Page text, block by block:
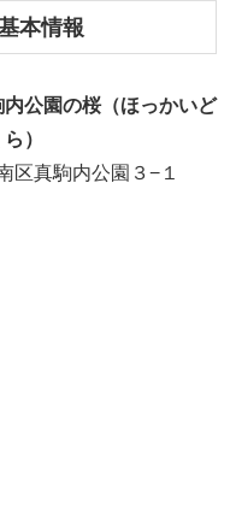
本情報
公園の桜（ほっかいど
）
区真駒内公園３−１